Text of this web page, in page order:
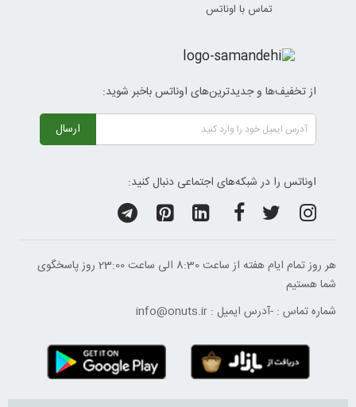
تماس با اوناتس
از تخفیف‌ها و جدیدترین‌های اوناتس باخبر شوید:
ارسال
اوناتس را در شبکه‌های اجتماعی دنبال کنید:
هر روز تمام ایام هفته از ساعت 8:30 الی ساعت 23:00 ‌روز پاسخگوی
شما هستیم
شماره تماس : -آدرس ایمیل : info@onuts.ir